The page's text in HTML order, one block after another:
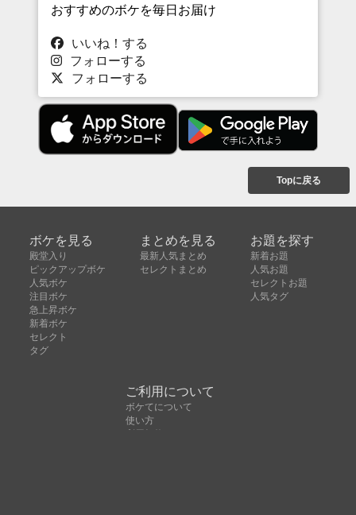
おすすめのボケを毎日お届け
いいね！する
フォローする
フォローする
Topに戻る
ボケを見る
殿堂入り
ピックアップボケ
人気ボケ
注目ボケ
急上昇ボケ
新着ボケ
セレクト
タグ
まとめを見る
最新人気まとめ
セレクトまとめ
お題を探す
新着お題
人気お題
セレクトお題
人気タグ
ご利用について
ボケてについて
使い方
利用規約